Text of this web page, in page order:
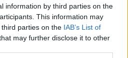
information by third parties on the
This information may
parties on the IAB’s List of
may further disclose it to other
ΣΚΑΪ: Ολοκληρώθηκε η θητεία
του Γρηγόρη Δημητριάδη - Ο
Γιάννης Αλαφούζος επιστρέφει
στη θέση του CEO